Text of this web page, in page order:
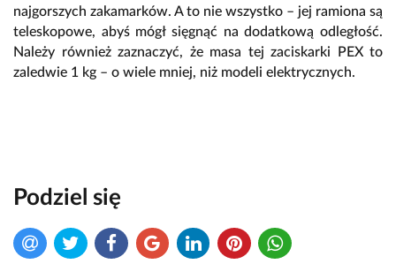
najgorszych zakamarków. A to nie wszystko – jej ramiona są
teleskopowe, abyś mógł sięgnąć na dodatkową odległość.
Należy również zaznaczyć, że masa tej zaciskarki PEX to
zaledwie 1 kg – o wiele mniej, niż modeli elektrycznych.
Podziel się